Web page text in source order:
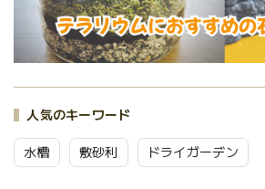
人気のキーワード
水槽 敷砂利 ドライガーデン